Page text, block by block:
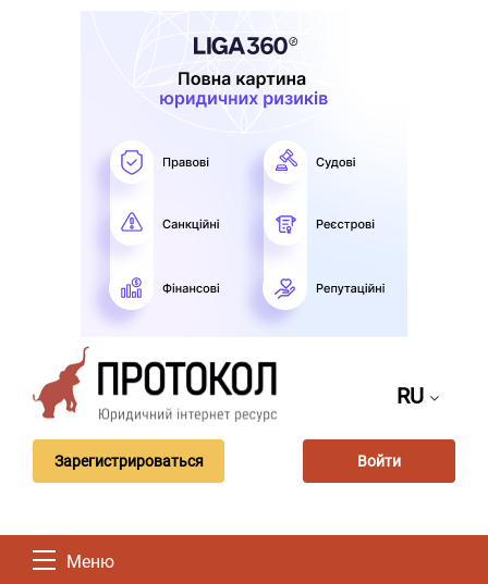
RU
Зарегистрироваться Войти
Меню